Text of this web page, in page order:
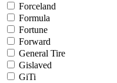
Forceland
Formula
Fortune
Forward
General Tire
Gislaved
GiTi